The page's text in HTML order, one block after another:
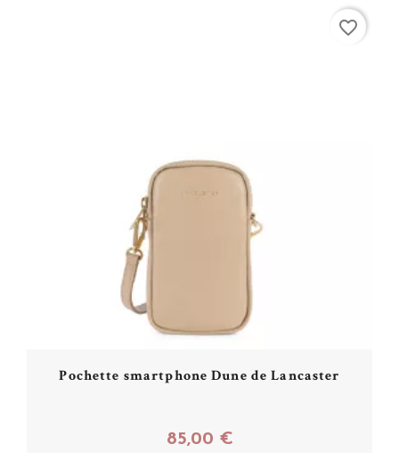
Pochette smartphone Dune de Lancaster
85,00 €
favorite_border